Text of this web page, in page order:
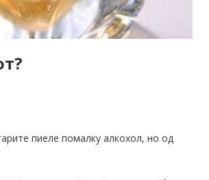
пиеле помалку алкохол, но од